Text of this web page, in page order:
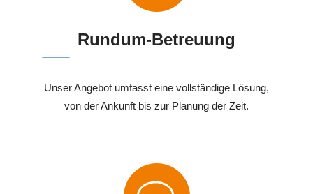
Rundum-Betreuung
Unser Angebot umfasst eine vollständige Lösung,
von der Ankunft bis zur Planung der Zeit.